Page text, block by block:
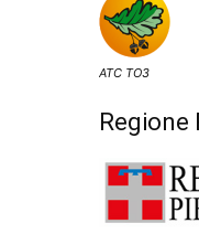
ATC TO3
Regione